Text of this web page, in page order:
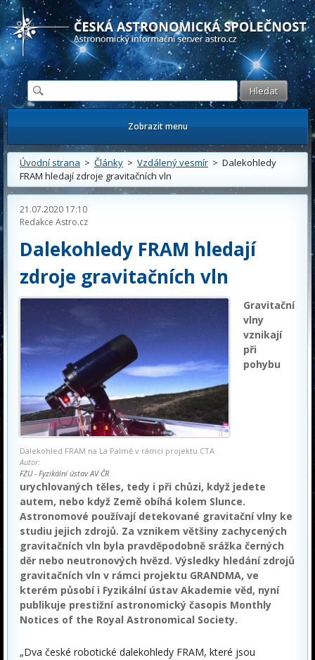
Česká astronomická společnost - Informační astronomický server
Zobrazit menu
Úvodní strana > Články > Vzdálený vesmír > Dalekohledy
FRAM hledají zdroje gravitačních vln
21.07.2020 17:10
Redakce Astro.cz
Dalekohledy FRAM hledají
zdroje gravitačních vln
Dalekohled FRAM na La Palmě v rámci projektu CTA
Autor:
FZU - Fyzikální ústav AV ČR
Gravitační
vlny
vznikají
při
pohybu
urychlovaných těles, tedy i při chůzi, když jedete
autem, nebo když Země obíhá kolem Slunce.
Astronomové používají detekované gravitační vlny ke
studiu jejich zdrojů. Za vznikem většiny zachycených
gravitačních vln byla pravděpodobně srážka černých
děr nebo neutronových hvězd. Výsledky hledání zdrojů
gravitačních vln v rámci projektu GRANDMA, ve
kterém působí i Fyzikální ústav Akademie věd, nyní
publikuje prestižní astronomický časopis Monthly
Notices of the Royal Astronomical Society.
„Dva české robotické dalekohledy FRAM, které jsou